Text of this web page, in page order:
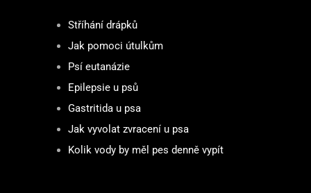
Stříhání drápků
Jak pomoci útulkům
Psí eutanázie
Epilepsie u psů
Gastritida u psa
Jak vyvolat zvracení u psa
Kolik vody by měl pes denně vypít